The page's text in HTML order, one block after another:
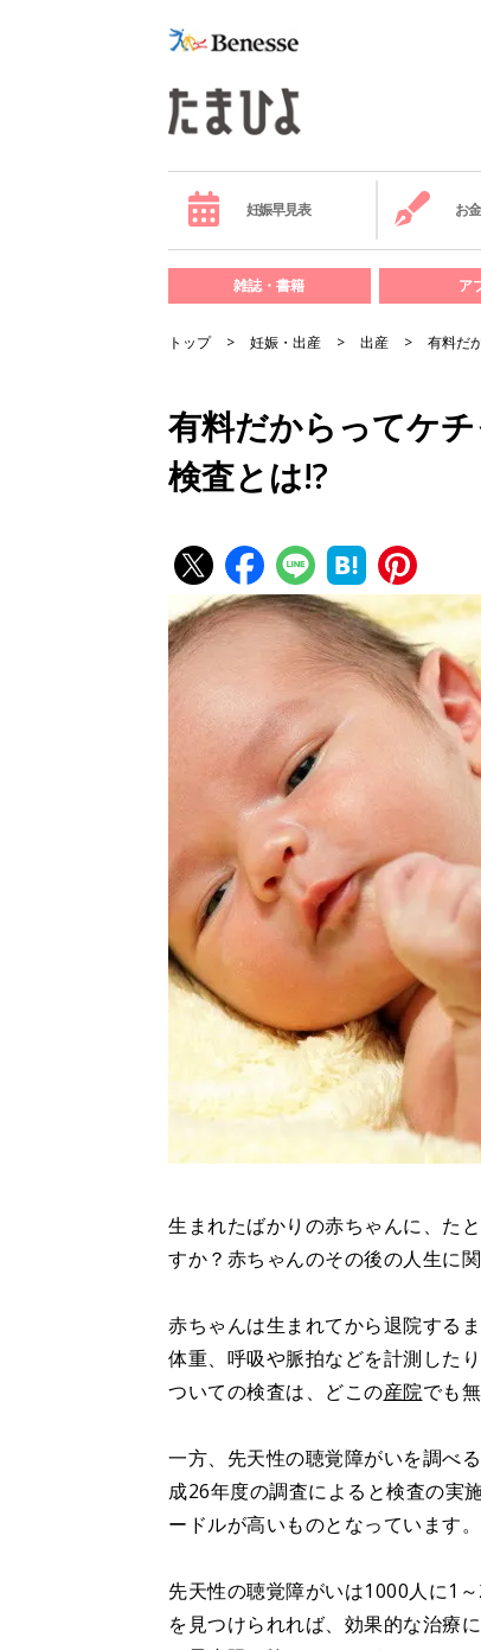
妊娠早見表 お
雑誌・書籍 ア
トップ 妊娠・出産 出産 有料だ
有料だからってケ
検査とは!?
生まれたばかりの赤ちゃんに、た
すか？赤ちゃんのその後の人生に
赤ちゃんは生まれてから退院する
体重、呼吸や脈拍などを計測した
ついての検査は、どこの産院でも
一方、先天性の聴覚障がいを調べ
成26年度の調査によると検査の実
ードルが高いものとなっています。
先天性の聴覚障がいは1000人に1～
を見つけられれば、効果的な治療